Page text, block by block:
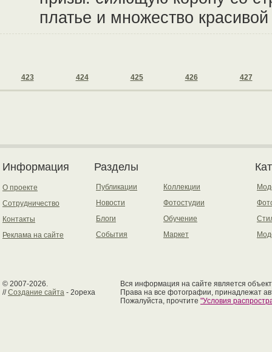
платье и множество
423 424 425 426 427
Информация
О проекте
Сотрудничество
Контакты
Реклама на сайте
Разделы
Публикации
Новости
Блоги
События
Коллекции
Фотостудии
Обучение
Маркет
© 2007-2026.
//Создание сайта - 2opexa
Вся информация на сайте является
Права на все фотографии, принадлежат
Пожалуйста, прочтите "Условия